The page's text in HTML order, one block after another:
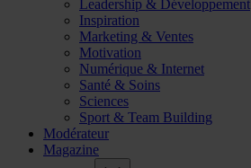
Leadership & Développement
Inspiration
Marketing & Ventes
Motivation
Numérique & Internet
Santé & Soins
Sciences
Sport & Team Building
Modérateur
Magazine